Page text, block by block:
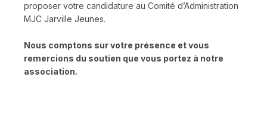
proposer votre candidature au Comité d’Administration
MJC Jarville Jeunes.
Nous comptons sur votre présence et vous
remercions du soutien que vous portez à notre
association.